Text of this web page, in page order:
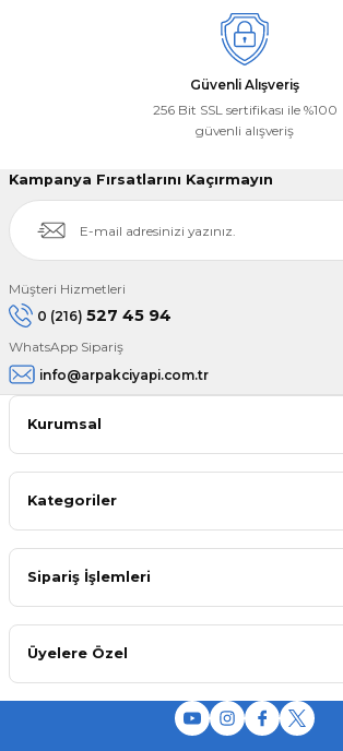
Güvenli Alışveriş
256 Bit SSL sertifikası ile %100
güvenli alışveriş
Kampanya Fırsatlarını Kaçırmayın
Müşteri Hizmetleri
0 (216) 527 45 94
WhatsApp Sipariş
info@arpakciyapi.com.tr
Kurumsal
Kategoriler
Sipariş İşlemleri
Üyelere Özel